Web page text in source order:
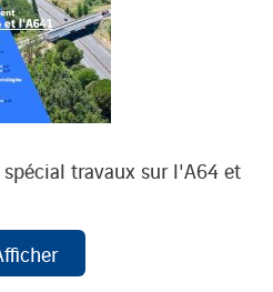
travaux sur l'A64 et